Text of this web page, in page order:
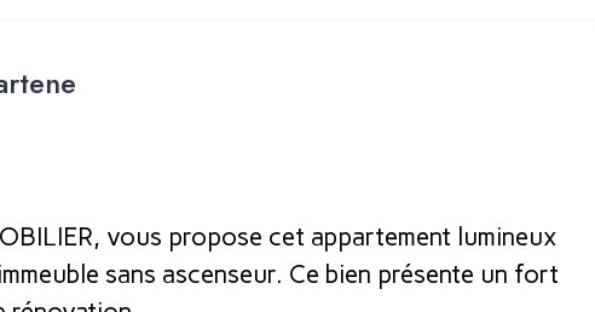
vous propose cet appartement lumineux
sans ascenseur. Ce bien présente un fort